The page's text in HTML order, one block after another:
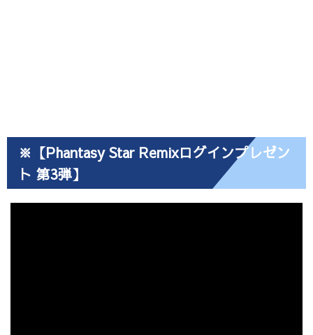
※【Phantasy Star Remixログインプレゼン
ト 第3弾】